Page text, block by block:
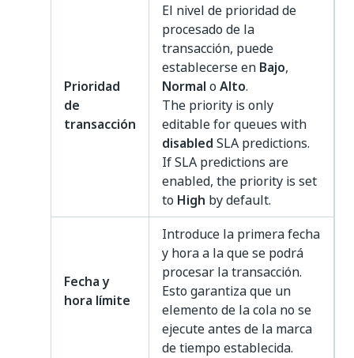
Prioridad
de
transacción
El nivel de prioridad de
procesado de la
transacción, puede
establecerse en Bajo,
Normal o Alto.
The priority is only
editable for queues with
disabled SLA predictions.
If SLA predictions are
enabled, the priority is set
to High by default.
Fecha y
hora límite
Introduce la primera fecha
y hora a la que se podrá
procesar la transacción.
Esto garantiza que un
elemento de la cola no se
ejecute antes de la marca
de tiempo establecida.